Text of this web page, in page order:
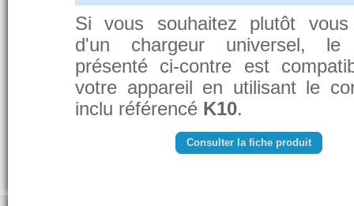
Si vous souhaitez plutôt vous
d'un chargeur universel, le
présenté ci-contre est
votre appareil en utilisant le
inclu référencé K10.
Consulter la fiche produit